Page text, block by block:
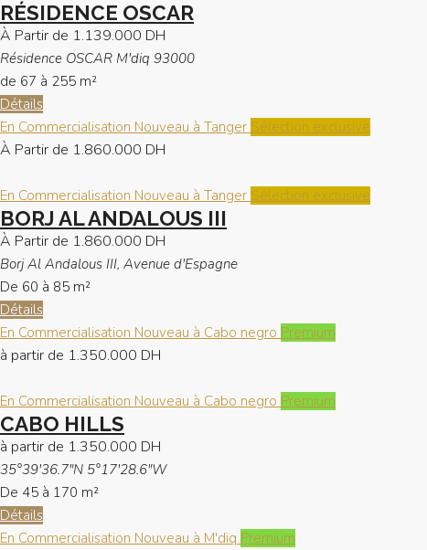
RÉSIDENCE OSCAR
À Partir de 1.139.000 DH
Résidence OSCAR M'diq 93000
de 67 à 255 m²
Détails
En Commercialisation Nouveau à Tanger Sélection exclusive
À Partir de 1.860.000 DH
En Commercialisation Nouveau à Tanger Sélection exclusive
BORJ AL ANDALOUS III
À Partir de 1.860.000 DH
Borj Al Andalous III, Avenue d'Espagne
De 60 à 85 m²
Détails
En Commercialisation Nouveau à Cabo negro Premium
à partir de 1.350.000 DH
En Commercialisation Nouveau à Cabo negro Premium
CABO HILLS
à partir de 1.350.000 DH
35°39'36.7"N 5°17'28.6"W
De 45 à 170 m²
Détails
En Commercialisation Nouveau à M'diq Premium